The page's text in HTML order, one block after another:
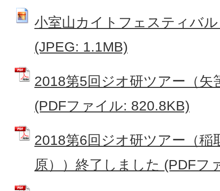
小室山カイトフェスティバ
(JPEG: 1.1MB)
2018第5回ジオ研ツアー（矢
(PDFファイル: 820.8KB)
2018第6回ジオ研ツアー（稲
原））終了しました (PDFフ